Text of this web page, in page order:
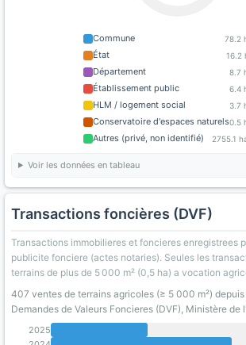
Commune 78.2
État 16.2
Département 8.7
Établissement public 6.4
HLM / logement social 3.7
Conservatoire d'espaces naturels0.5
Autres (privé, non identifié) 2755.1
Voir les données en tableau
Transactions foncières (DVF)
Transactions immobilieres et foncieres enregistrees
publicite fonciere (actes notaries). Seules les
terrains de plus de 5 000 m² (0,5 ha) a vocation
407 ventes de terrains agricoles (≥ 5 000 m²)
Demandes de Valeurs Foncieres (DVF), Ministère de
2025